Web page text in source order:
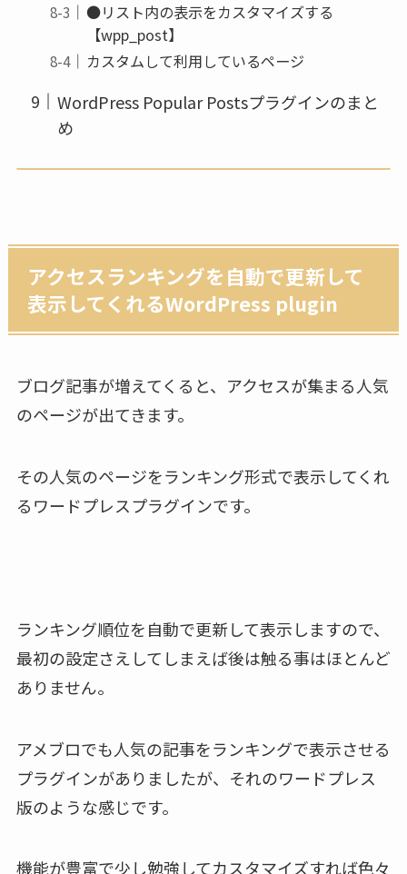
●リスト内の表示をカスタマイズする
【wpp_post】
カスタムして利用しているページ
WordPress Popular Postsプラグインのまと
め
アクセスランキングを自動で更新して
表示してくれるWordPress plugin
ブログ記事が増えてくると、アクセスが集まる人気
のページが出てきます。
その人気のページをランキング形式で表示してくれ
るワードプレスプラグインです。
ランキング順位を自動で更新して表示しますので、
最初の設定さえしてしまえば後は触る事はほとんど
ありません。
アメブロでも人気の記事をランキングで表示させる
プラグインがありましたが、それのワードプレス
版のような感じです。
機能が豊富で少し勉強してカスタマイズすれば色々